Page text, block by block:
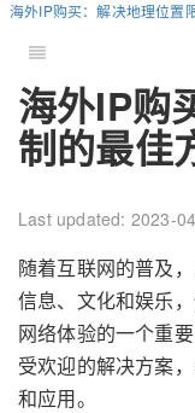
海外IP购买：解决地理位置
海外IP购
制的最佳
Last updated: 2023-
随着互联网的普及
信息、文化和娱乐
网络体验的一个重
受欢迎的解决方案
和应用。